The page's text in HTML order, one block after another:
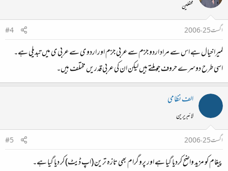
محفلین
اگست 25، 2006
#4
لمیرا خیال ہے اس سے مراد اردو جزم سے عربی جزم اور اردو ی سے عربی ی میں تبدیلی ہے۔
اسی طرح دوسرے حروف جو ملتے ہیں‌ لیکن ان کی عربی قدریں مختلف ہیں۔
الف نظامی
لائبریرین
اگست 25، 2006
#5
پیغام کو مزید واضح کردیا گیا ہے اور پروگرام بھی تازہ ترین (اپ ڈیٹ) کر دیا گیا ہے۔